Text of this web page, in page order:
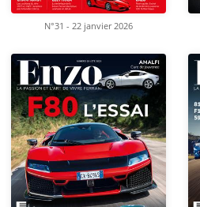
N°31 - 22 janvier 2026